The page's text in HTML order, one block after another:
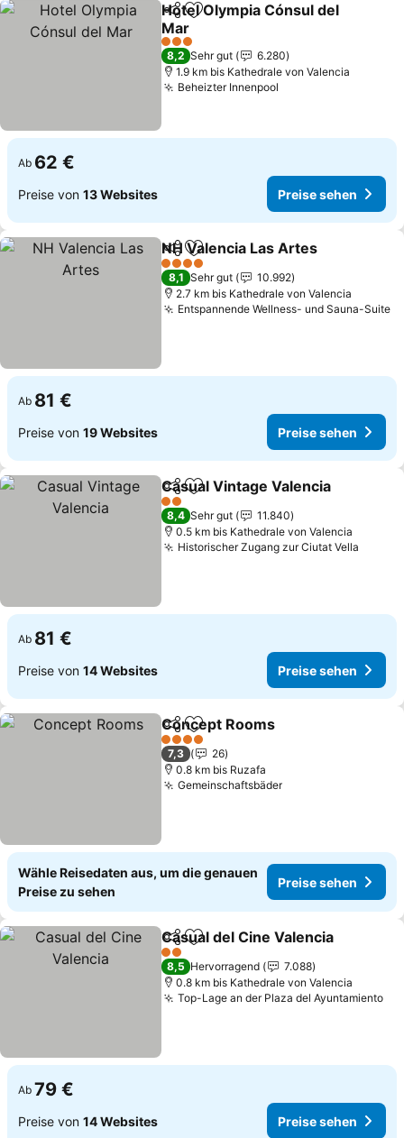
TeilenZu Favoriten hinzufügen
Hotel Olympia Cónsul del
Mar
Preise sehen
3 Sterne
8,2 Sehr gut
6.280
1.9 km bis Kathedrale von Valencia
Beheizter Innenpool
Ab 62 €
Preise von 13 Websites Preise sehen
TeilenZu Favoriten hinzufügen
NH Valencia Las Artes
4 Sterne
8,1 Sehr gut
10.992
2.7 km bis Kathedrale von Valencia
Entspannende Wellness- und Sauna-Suite
Ab 81 €
Preise von 19 Websites Preise sehen
TeilenZu Favoriten hinzufügen
Casual Vintage Valencia
2 Sterne
8,4 Sehr gut
11.840
0.5 km bis Kathedrale von Valencia
Historischer Zugang zur Ciutat Vella
Ab 81 €
Preise von 14 Websites Preise sehen
TeilenZu Favoriten hinzufügen
Concept Rooms
4 Sterne
7,3
26
0.8 km bis Ruzafa
GemeinschaftsbäderPreise sehen
Wähle Reisedaten aus, um die genauen
Preise zu sehen
Preise sehen
TeilenZu Favoriten hinzufügen
Casual del Cine Valencia
2 Sterne
8,5 Hervorragend
7.088
0.8 km bis Kathedrale von Valencia
Top-Lage an der Plaza del Ayuntamiento
Ab 79 €
Preise von 14 Websites Preise sehen